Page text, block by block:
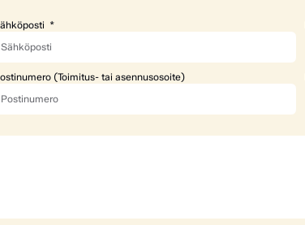
(Toimitus- tai asennusosoite)